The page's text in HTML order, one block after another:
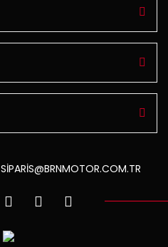
SİPARİS@BRNMOTOR.COM.TR